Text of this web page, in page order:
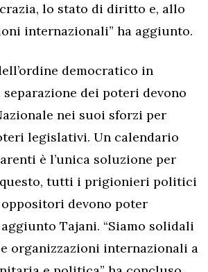
lo stato di diritto e, allo
internazionali” ha aggiunto.
democratico in
dei poteri devono
nei suoi sforzi per
legislativi. Un calendario
è l’unica soluzione per
questo, tutti i prigionieri politici
devono poter
Tajani. “Siamo solidali
organizzazioni internazionali a